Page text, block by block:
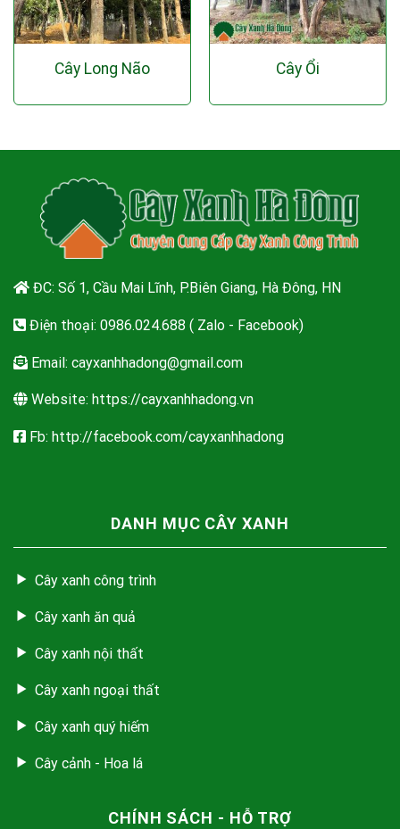
Cây Long Não Cây Ổi
ĐC: Số 1, Cầu Mai Lĩnh, P.Biên Giang, Hà Đông, HN
Điện thoại: 0986.024.688 ( Zalo - Facebook)
Email: cayxanhhadong@gmail.com
Website: https://cayxanhhadong.vn
Fb: http://facebook.com/cayxanhhadong
DANH MỤC CÂY XANH
Cây xanh công trình
Cây xanh ăn quả
Cây xanh nội thất
Cây xanh ngoại thất
Cây xanh quý hiếm
Cây cảnh - Hoa lá
CHÍNH SÁCH - HỖ TRỢ